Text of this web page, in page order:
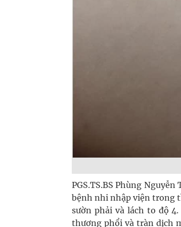
PGS.TS.BS Phùng
bệnh nhi nhập viện trong
sườn phải và lách to độ
thương phổi và tràn dịch